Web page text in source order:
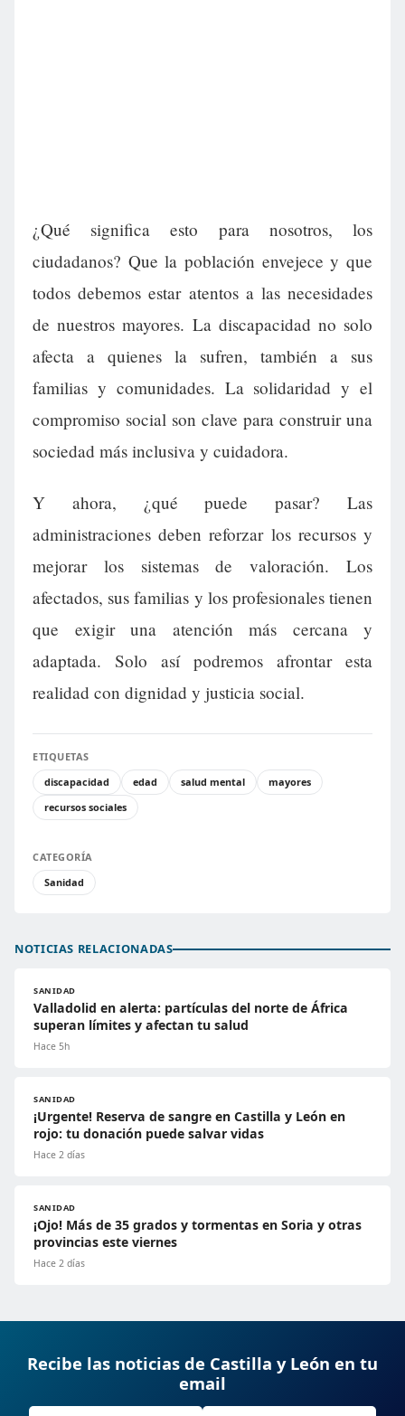
¿Qué significa esto para nosotros, los
ciudadanos? Que la población envejece y que
todos debemos estar atentos a las necesidades
de nuestros mayores. La discapacidad no solo
afecta a quienes la sufren, también a sus
familias y comunidades. La solidaridad y el
compromiso social son clave para construir una
sociedad más inclusiva y cuidadora.
Y ahora, ¿qué puede pasar? Las
administraciones deben reforzar los recursos y
mejorar los sistemas de valoración. Los
afectados, sus familias y los profesionales tienen
que exigir una atención más cercana y
adaptada. Solo así podremos afrontar esta
realidad con dignidad y justicia social.
ETIQUETAS
discapacidad
edad salud mental
mayores
recursos sociales
CATEGORÍA
Sanidad
NOTICIAS RELACIONADAS
SANIDAD
Valladolid en alerta: partículas del norte de África
superan límites y afectan tu salud
Hace 5h
SANIDAD
¡Urgente! Reserva de sangre en Castilla y León en
rojo: tu donación puede salvar vidas
Hace 2 días
SANIDAD
¡Ojo! Más de 35 grados y tormentas en Soria y otras
provincias este viernes
Hace 2 días
Recibe las noticias de Castilla y León en tu
email